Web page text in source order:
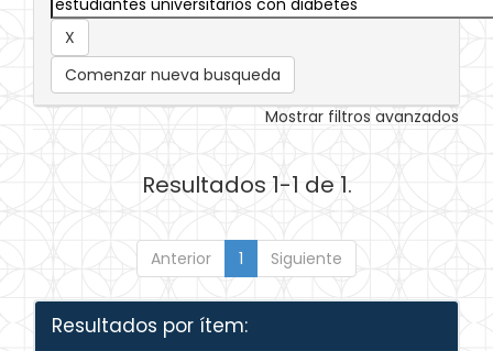
Comenzar nueva busqueda
Mostrar filtros avanzados
Resultados 1-1 de 1.
Anterior 1 Siguiente
Resultados por ítem: